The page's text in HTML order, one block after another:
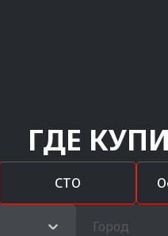
ГДЕ
СТО
Город